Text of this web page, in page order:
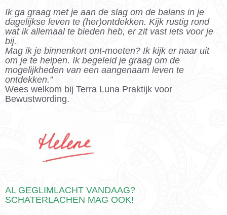
Ik ga graag met je aan de slag om de balans in je
dagelijkse leven te (her)ontdekken. Kijk rustig rond
wat ik allemaal te bieden heb, er zit vast iets voor je
bij.
Mag ik je binnenkort ont-moeten? Ik kijk er naar uit
om je te helpen. Ik begeleid je graag om de
mogelijkheden van een aangenaam leven te
ontdekken.”
Wees welkom bij Terra Luna Praktijk voor
Bewustwording.
AL GEGLIMLACHT VANDAAG?
SCHATERLACHEN MAG OOK!